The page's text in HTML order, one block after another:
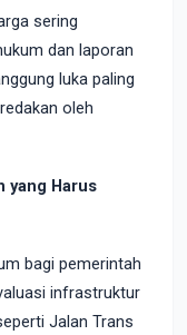
sering
dan laporan
luka paling
oleh
yang Harus
bagi pemerintah
infrastruktur
Jalan Trans